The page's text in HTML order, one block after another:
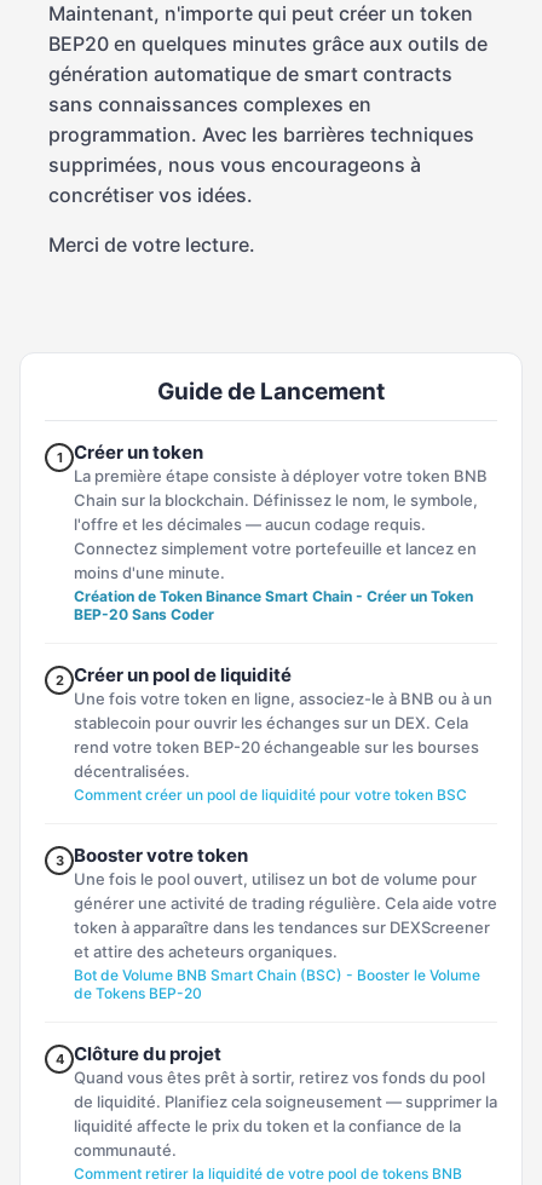
Maintenant, n'importe qui peut créer un token
BEP20 en quelques minutes grâce aux outils de
génération automatique de smart contracts
sans connaissances complexes en
programmation. Avec les barrières techniques
supprimées, nous vous encourageons à
concrétiser vos idées.
Merci de votre lecture.
Guide de Lancement
1 Créer un token
La première étape consiste à déployer votre token BNB
Chain sur la blockchain. Définissez le nom, le symbole,
l'offre et les décimales — aucun codage requis.
Connectez simplement votre portefeuille et lancez en
moins d'une minute.
Création de Token Binance Smart Chain - Créer un Token
BEP-20 Sans Coder
2 Créer un pool de liquidité
Une fois votre token en ligne, associez-le à BNB ou à un
stablecoin pour ouvrir les échanges sur un DEX. Cela
rend votre token BEP-20 échangeable sur les bourses
décentralisées.
Comment créer un pool de liquidité pour votre token BSC
3 Booster votre token
Une fois le pool ouvert, utilisez un bot de volume pour
générer une activité de trading régulière. Cela aide votre
token à apparaître dans les tendances sur DEXScreener
et attire des acheteurs organiques.
Bot de Volume BNB Smart Chain (BSC) - Booster le Volume
de Tokens BEP-20
4 Clôture du projet
Quand vous êtes prêt à sortir, retirez vos fonds du pool
de liquidité. Planifiez cela soigneusement — supprimer la
liquidité affecte le prix du token et la confiance de la
communauté.
Comment retirer la liquidité de votre pool de tokens BNB